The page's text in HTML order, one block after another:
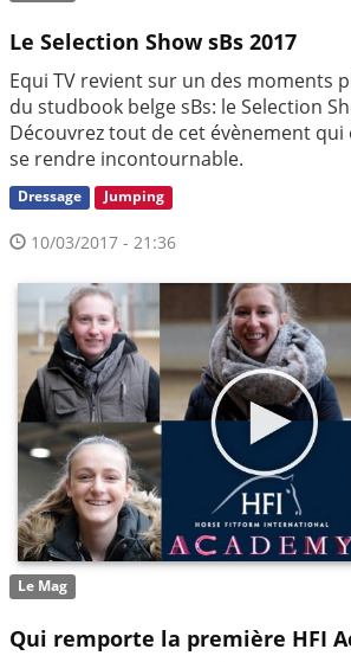
Le Selection Show sBs 2017
Equi TV revient sur un des moments
du studbook belge sBs: le Selection
Découvrez tout de cet évènement qui
se rendre incontournable.
Dressage Jumping
10/03/2017 - 21:36
Le Mag
Qui remporte la première HFI